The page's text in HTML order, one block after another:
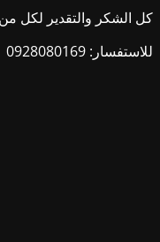
كل الشكر والتقدير لكل
للاستفسار: 0928080169